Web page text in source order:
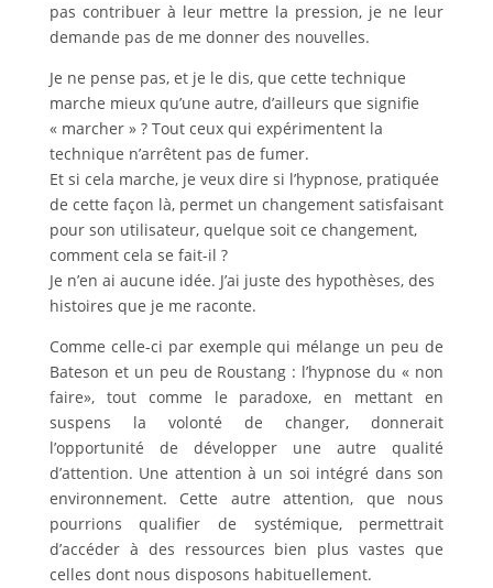
pas contribuer à leur mettre la pression, je ne leur
demande pas de me donner des nouvelles.
Je ne pense pas, et je le dis, que cette technique
marche mieux qu’une autre, d’ailleurs que signifie
« marcher » ? Tout ceux qui expérimentent la
technique n’arrêtent pas de fumer.
Et si cela marche, je veux dire si l’hypnose, pratiquée
de cette façon là, permet un changement satisfaisant
pour son utilisateur, quelque soit ce changement,
comment cela se fait-il ?
Je n’en ai aucune idée. J’ai juste des hypothèses, des
histoires que je me raconte.
Comme celle-ci par exemple qui mélange un peu de
Bateson et un peu de Roustang : l’hypnose du « non
faire», tout comme le paradoxe, en mettant en
suspens la volonté de changer, donnerait
l’opportunité de développer une autre qualité
d’attention. Une attention à un soi intégré dans son
environnement. Cette autre attention, que nous
pourrions qualifier de systémique, permettrait
d’accéder à des ressources bien plus vastes que
celles dont nous disposons habituellement.